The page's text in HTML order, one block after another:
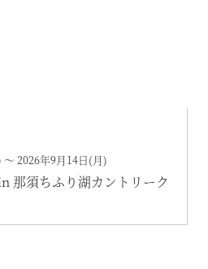
2026年9月14日(月)
那須ちふり湖カントリーク